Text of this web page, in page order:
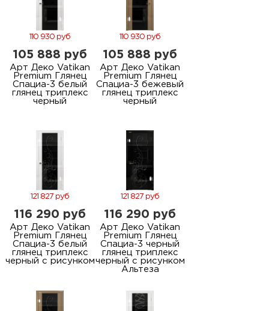
110 930 руб
105 888 руб
Арт Деко Vatikan
Premium Глянец
Спациа-3 белый
глянец триплекс
черный
110 930 руб
105 888 руб
Арт Деко Vatikan
Premium Глянец
Спациа-3 бежевый
глянец триплекс
черный
121 827 руб
116 290 руб
Арт Деко Vatikan
Premium Глянец
Спациа-3 белый
глянец триплекс
черный с рисунком
121 827 руб
116 290 руб
Арт Деко Vatikan
Premium Глянец
Спациа-3 черный
глянец триплекс
черный с рисунком
Альтеза